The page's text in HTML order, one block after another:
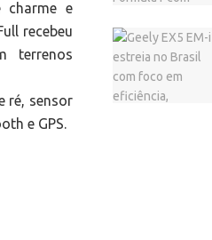
charme e
recebeu
terrenos
ré, sensor
e GPS.